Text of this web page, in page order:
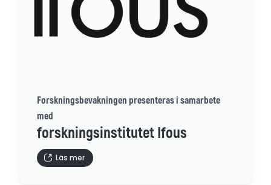
Forskningsbevakningen presenteras i samarbete
med
forskningsinstitutet Ifous
Läs mer